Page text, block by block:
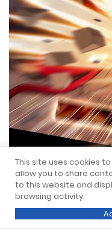
This site uses cookies
allow you to share
to this website and
browsing activity.